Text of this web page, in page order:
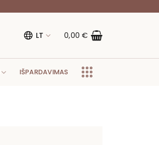
LT 0,00€
IŠPARDAVIMAS